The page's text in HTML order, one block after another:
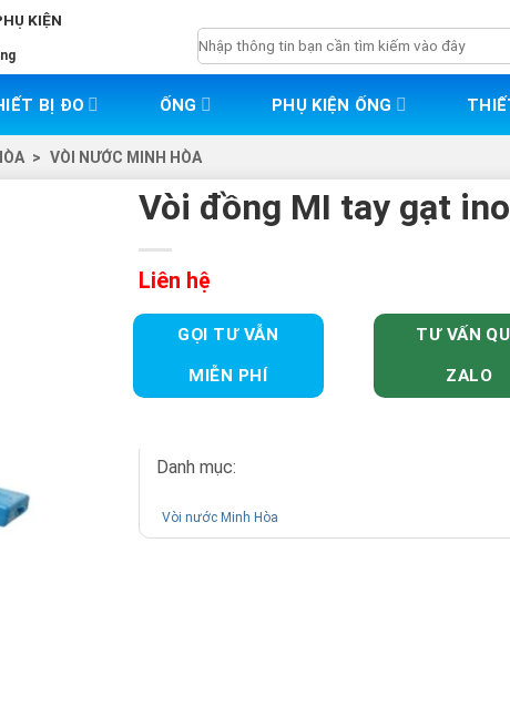
KIỆN
Tìm
kiếm:
BỊ ĐO ỐNG PHỤ KIỆN ỐNG
> VÒI NƯỚC MINH HÒA
Vòi đồng MI tay gạt
Liên hệ
Danh mục:
Vòi nước Minh Hòa
GỌI TƯ VẪN
MIỄN PHÍ
TƯ VẤN
ZALO